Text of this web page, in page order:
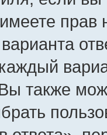
прав
также